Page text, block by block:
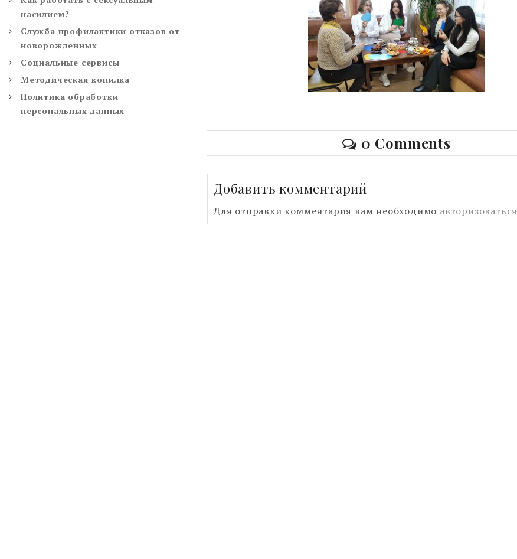
0 Comments
Добавить комментарий
Для отправки комментария вам необходимо авторизоваться
насилием?
Служба профилактики отказов от
новорожденных
Социальные сервисы
Методическая копилка
Политика обработки
персональных данных